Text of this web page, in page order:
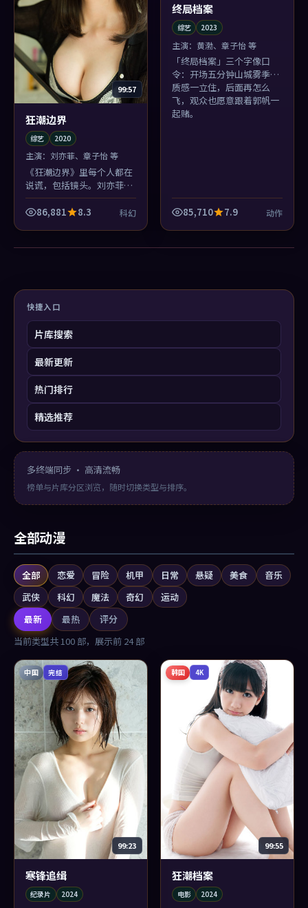
99:57
狂潮边界
综艺 2020
主演： 刘亦菲、章子怡 等
《狂潮边界》里每个人都在
说谎，包括镜头。刘亦菲越
是诚恳，你越不敢信；这种
黏腻的综艺，看一部少一
86,881 8.3 科幻
终局档案
综艺 2023
主演：黄渤、章子怡 等
「终局档案」三个字像口
令：开场五分钟山城雾季的
质感一立住，后面再怎么
飞，观众也愿意跟着郭帆一
起赌。
85,710 7.9 动作
快捷入口
片库搜索
最新更新
热门排行
精选推荐
多终端同步 · 高清流畅
榜单与片库分区浏览，随时切换类型与排序。
全部动漫
全部 恋爱 冒险 机甲 日常 悬疑 美食
音乐
武侠
科幻 魔法 奇幻
运动
最新
最热
评分
当前类型共100 部，展示前 24部
中国 完结
99:23
寒锋追缉
纪录片 2024
韩国 4K
99:55
狂潮档案
电影 2024